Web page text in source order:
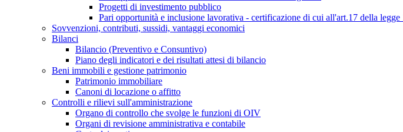
Progetti di investimento pubblico
Pari opportunità e inclusione lavorativa - certificazione di cui all'art.17 della
Sovvenzioni, contributi, sussidi, vantaggi economici
Bilanci
Bilancio (Preventivo e Consuntivo)
Piano degli indicatori e dei risultati attesi di bilancio
Beni immobili e gestione patrimonio
Patrimonio immobiliare
Canoni di locazione o affitto
Controlli e rilievi sull'amministrazione
Organo di controllo che svolge le funzioni di OIV
Organi di revisione amministrativa e contabile